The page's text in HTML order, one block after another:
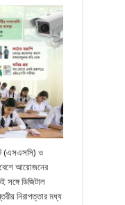
(এসএসসি) ও
আয়োজনের
সঙ্গে ডিজিটাল
নিরাপত্তার মধ্য